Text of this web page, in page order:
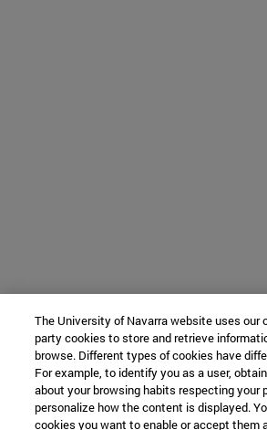
The University of Navarra website uses our
party cookies to store and retrieve
browse. Different types of cookies have
For example, to identify you as a user,
about your browsing habits respecting your
personalize how the content is displayed.
cookies you want to enable or accept them